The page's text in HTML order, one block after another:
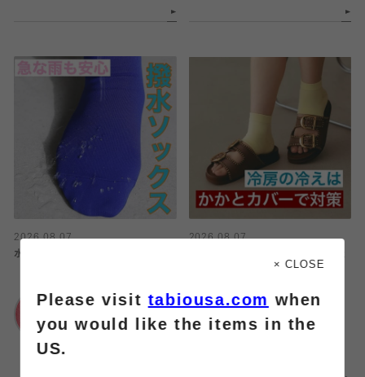
2026.08.07
水を弾く⁉️撥水ソックス💧
靴下屋
2026.08.07
イオンモール名取店
× CLOSE
Please visittabiousa.com when
you would like the items in the
US.